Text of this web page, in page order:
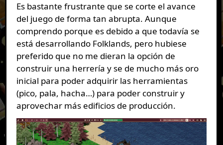
Es bastante frustrante que se corte el avance
del juego de forma tan abrupta. Aunque
comprendo porque es debido a que todavía se
está desarrollando Folklands, pero hubiese
preferido que no me dieran la opción de
construir una herrería y se de mucho más oro
inicial para poder adquirir las herramientas
(pico, pala, hacha…) para poder construir y
aprovechar más edificios de producción.